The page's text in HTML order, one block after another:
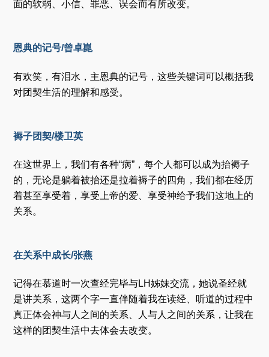
面的软弱、小信、罪恶、误会而有所改变。
恩典的记号/曾卓崑
有欢笑，有泪水，主恩典的记号，这些关键词可以概括我
对团契生活的理解和感受。
褥子团契/楼卫英
在这世界上，我们有各种“病”，每个人都可以成为抬褥子
的，无论是躺着被抬还是拉着褥子的四角，我们都在经历
着甚至享受着，享受上帝的爱、享受神给予我们这地上的
关系。
在关系中成长/张燕
记得在慕道时一次查经完毕与LH姊妹交流，她说圣经就
是讲关系，这两个字一直伴随着我在读经、听道的过程中
真正体会神与人之间的关系、人与人之间的关系，让我在
这样的团契生活中去体会去改变。